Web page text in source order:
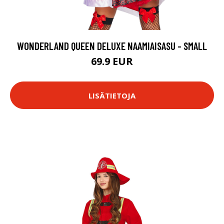
WONDERLAND QUEEN DELUXE NAAMIAISASU - SMALL
69.9 EUR
LISÄTIETOJA